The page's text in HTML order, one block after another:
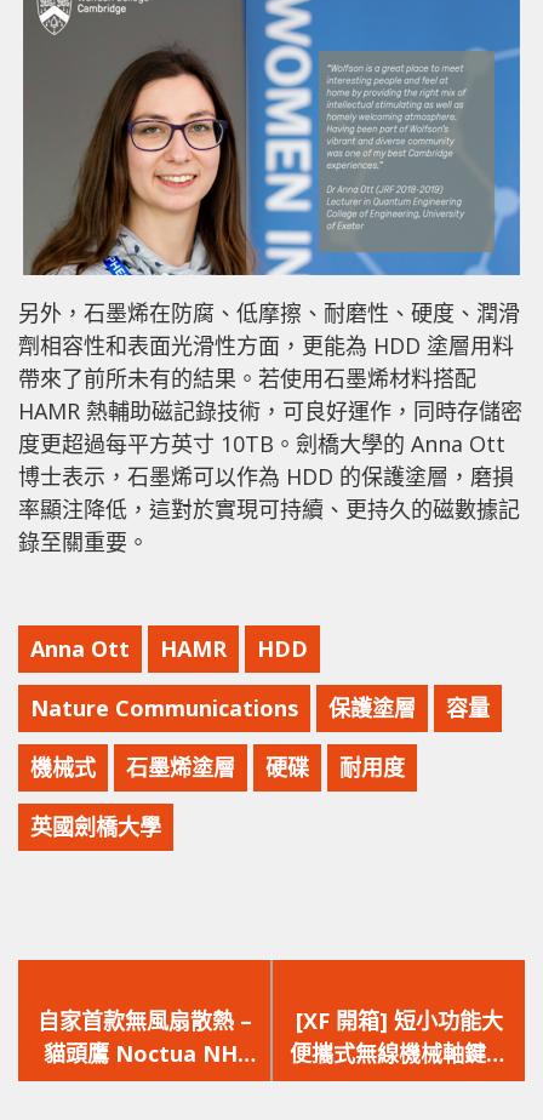
另外，石墨烯在防腐、低摩擦、耐磨性、硬度、潤滑
劑相容性和表面光滑性方面，更能為 HDD 塗層用料
帶來了前所未有的結果。若使用石墨烯材料搭配
HAMR 熱輔助磁記錄技術，可良好運作，同時存儲密
度更超過每平方英寸 10TB。劍橋大學的 Anna Ott
博士表示，石墨烯可以作為 HDD 的保護塗層，磨損
率顯注降低，這對於實現可持續、更持久的磁數據記
錄至關重要。
Anna Ott HAMR HDD
Nature Communications 保護塗層 容量
機械式 石墨烯塗層 硬碟 耐用度
英國劍橋大學
一
篇
文
自家首款無風扇散熱 –
貓頭鷹 Noctua NH-
P1 被動式散熱器現身
一
篇
文
[XF 開箱] 短小功能大
便攜式無線機械軸鍵盤
Razer BlackWidow